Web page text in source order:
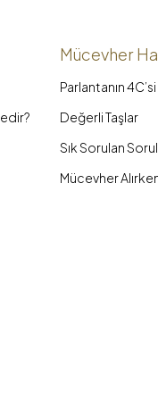
Mücevher
Parlantanın 4C’si
Değerli Taşlar
Sık Sorulan
Mücevher